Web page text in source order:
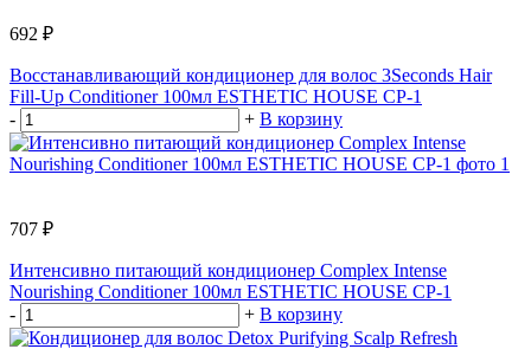
692 ₽
Восстанавливающий кондиционер для волос 3Seconds Hair
Fill-Up Conditioner 100мл ESTHETIC HOUSE CP-1
-
+ В корзину
707 ₽
Интенсивно питающий кондиционер Complex Intense
Nourishing Conditioner 100мл ESTHETIC HOUSE CP-1
-
+ В корзину